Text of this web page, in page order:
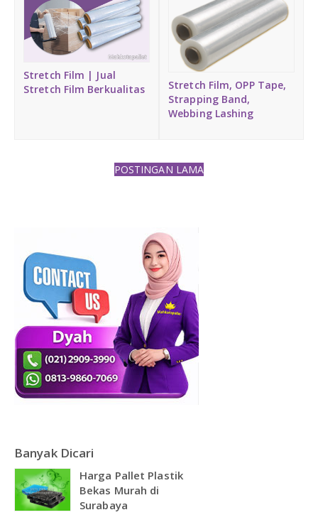
Stretch Film | Jual
Stretch Film Berkualitas
Stretch Film, OPP Tape,
Strapping Band,
Webbing Lashing
POSTINGAN LAMA
Banyak Dicari
Harga Pallet Plastik
Bekas Murah di
Surabaya